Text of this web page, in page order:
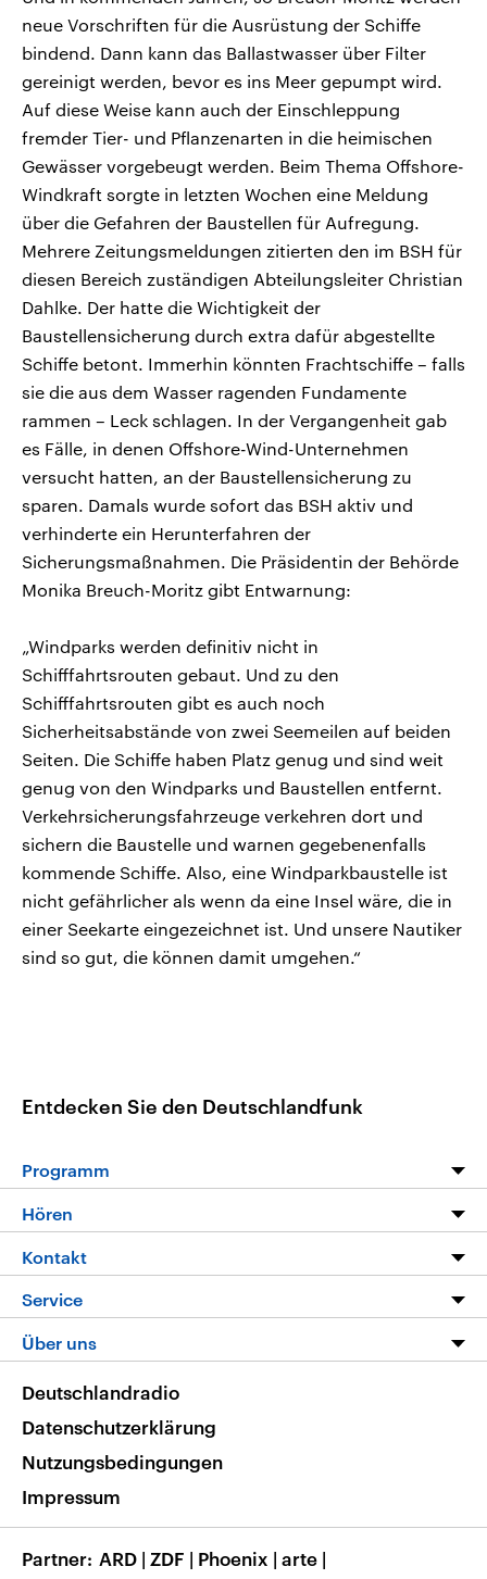
neue Vorschriften für die Ausrüstung der Schiffe
bindend. Dann kann das Ballastwasser über Filter
gereinigt werden, bevor es ins Meer gepumpt wird.
Auf diese Weise kann auch der Einschleppung
fremder Tier- und Pflanzenarten in die heimischen
Gewässer vorgebeugt werden. Beim Thema Offshore-
Windkraft sorgte in letzten Wochen eine Meldung
über die Gefahren der Baustellen für Aufregung.
Mehrere Zeitungsmeldungen zitierten den im BSH für
diesen Bereich zuständigen Abteilungsleiter Christian
Dahlke. Der hatte die Wichtigkeit der
Baustellensicherung durch extra dafür abgestellte
Schiffe betont. Immerhin könnten Frachtschiffe – falls
sie die aus dem Wasser ragenden Fundamente
rammen – Leck schlagen. In der Vergangenheit gab
es Fälle, in denen Offshore-Wind-Unternehmen
versucht hatten, an der Baustellensicherung zu
sparen. Damals wurde sofort das BSH aktiv und
verhinderte ein Herunterfahren der
Sicherungsmaßnahmen. Die Präsidentin der Behörde
Monika Breuch-Moritz gibt Entwarnung:
„Windparks werden definitiv nicht in
Schifffahrtsrouten gebaut. Und zu den
Schifffahrtsrouten gibt es auch noch
Sicherheitsabstände von zwei Seemeilen auf beiden
Seiten. Die Schiffe haben Platz genug und sind weit
genug von den Windparks und Baustellen entfernt.
Verkehrsicherungsfahrzeuge verkehren dort und
sichern die Baustelle und warnen gegebenenfalls
kommende Schiffe. Also, eine Windparkbaustelle ist
nicht gefährlicher als wenn da eine Insel wäre, die in
einer Seekarte eingezeichnet ist. Und unsere Nautiker
sind so gut, die können damit umgehen.“
Entdecken Sie den Deutschlandfunk
Programm
Die Nachrichten
Nachrichtenleicht
Neue Beiträge auf dlf.de
Hören
Livestream
Podcasts
Deutschlandfunk App
Nachrichten App
Frequenzen
Kontakt
Hörerservice
Service
FAQ
Veranstaltungen
Musikliste
RSS
Über uns
Barrierefreiheit
Deutschlandradio
Datenschutzerklärung
Nutzungsbedingungen
Impressum
Partner ARD | ZDF | Phoenix | arte |